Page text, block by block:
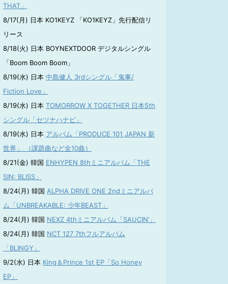
THAT」
8/17(月) 日本 KO1KEYZ 「KO1KEYZ」先行配信リ
リース
8/18(火) 日本 BOYNEXTDOOR デジタルシングル
「Boom Boom Boom」
8/19(水) 日本 中島健人 3rdシングル「鬼事/
Fiction Love」
8/19(水) 日本 TOMORROW X TOGETHER 日本5th
シングル「セツナハナビ」
8/19(水) 日本 アルバム「PRODUCE 101 JAPAN 新
世界」 （課題曲など全10曲）
8/21(金) 韓国 ENHYPEN 8thミニアルバム「THE
SIN: BLISS」
8/24(月) 韓国 ALPHA DRIVE ONE 2ndミニアルバ
ム「UNBREAKABLE: 少年BEAST」
8/24(月) 韓国 NEXZ 4thミニアルバム「SAUCIN’」
8/24(月) 韓国 NCT 127 7thフルアルバム
「BLINGY」
9/2(水) 日本 King＆Prince 1st EP「So Honey
EP」